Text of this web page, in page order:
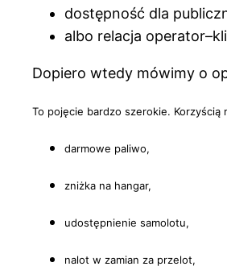
dostępność dla
albo relacja
Dopiero wtedy mówimy o
To pojęcie bardzo szerokie.
darmowe paliwo,
zniżka na hangar,
udostępnienie samolotu,
nalot w zamian za przelot,